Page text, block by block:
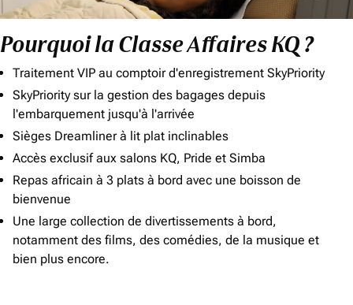
Pourquoi la Classe Affaires KQ ?
Traitement VIP au comptoir d'enregistrement SkyPriority
SkyPriority sur la gestion des bagages depuis
l'embarquement jusqu'à l'arrivée
Sièges Dreamliner à lit plat inclinables
Accès exclusif aux salons KQ, Pride et Simba
Repas africain à 3 plats à bord avec une boisson de
bienvenue
Une large collection de divertissements à bord,
notamment des films, des comédies, de la musique et
bien plus encore.